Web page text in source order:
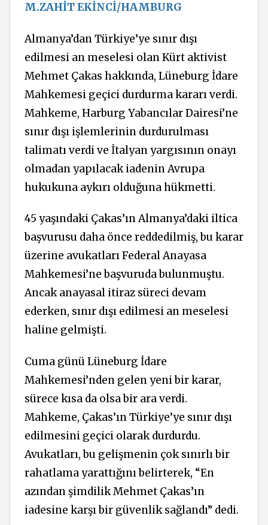
M.ZAHİT EKİNCİ/HAMBURG
Almanya’dan Türkiye’ye sınır dışı
edilmesi an meselesi olan Kürt aktivist
Mehmet Çakas hakkında, Lüneburg İdare
Mahkemesi geçici durdurma kararı verdi.
Mahkeme, Harburg Yabancılar Dairesi’ne
sınır dışı işlemlerinin durdurulması
talimatı verdi ve İtalyan yargısının onayı
olmadan yapılacak iadenin Avrupa
hukukuna aykırı olduğuna hükmetti.
45 yaşındaki Çakas’ın Almanya’daki iltica
başvurusu daha önce reddedilmiş, bu karar
üzerine avukatları Federal Anayasa
Mahkemesi’ne başvuruda bulunmuştu.
Ancak anayasal itiraz süreci devam
ederken, sınır dışı edilmesi an meselesi
haline gelmişti.
Cuma günü Lüneburg İdare
Mahkemesi’nden gelen yeni bir karar,
sürece kısa da olsa bir ara verdi.
Mahkeme, Çakas’ın Türkiye’ye sınır dışı
edilmesini geçici olarak durdurdu.
Avukatları, bu gelişmenin çok sınırlı bir
rahatlama yarattığını belirterek, “En
azından şimdilik Mehmet Çakas’ın
iadesine karşı bir güvenlik sağlandı” dedi.